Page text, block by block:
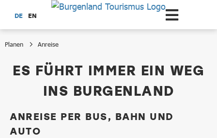
Zum Hauptinhalt springen
DE EN
Planen Anreise
AnreiseES FÜHRT IMMER EIN WEG
INS BURGENLAND
ANREISE PER BUS, BAHN UND
AUTO